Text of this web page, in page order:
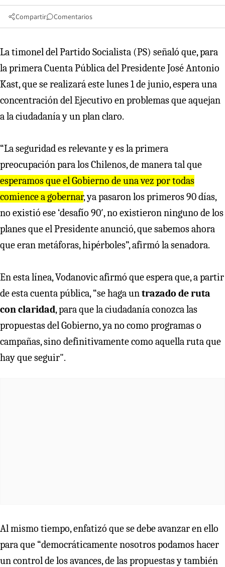
Compartir Comentarios
La timonel del Partido Socialista (PS) señaló que, para
la primera Cuenta Pública del Presidente José Antonio
Kast, que se realizará este lunes 1 de junio, espera una
concentración del Ejecutivo en problemas que aquejan
a la ciudadanía y un plan claro.
“La seguridad es relevante y es la primera
preocupación para los Chilenos, de manera tal que
esperamos que el Gobierno de una vez por todas
comience a gobernar, ya pasaron los primeros 90 días,
no existió ese ‘desafío 90′, no existieron ninguno de los
planes que el Presidente anunció, que sabemos ahora
que eran metáforas, hipérboles”, afirmó la senadora.
En esta línea, Vodanovic afirmó que espera que, a partir
de esta cuenta pública, “se haga untrazado de ruta
con claridad, para que la ciudadanía conozca las
propuestas del Gobierno, ya no como programas o
campañas, sino definitivamente como aquella ruta que
hay que seguir".
Al mismo tiempo, enfatizó que se debe avanzar en ello
para que “democráticamente nosotros podamos hacer
un control de los avances, de las propuestas y también